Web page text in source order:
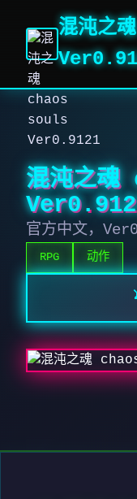
混沌之
混沌之
官方中文，
RPG 动作